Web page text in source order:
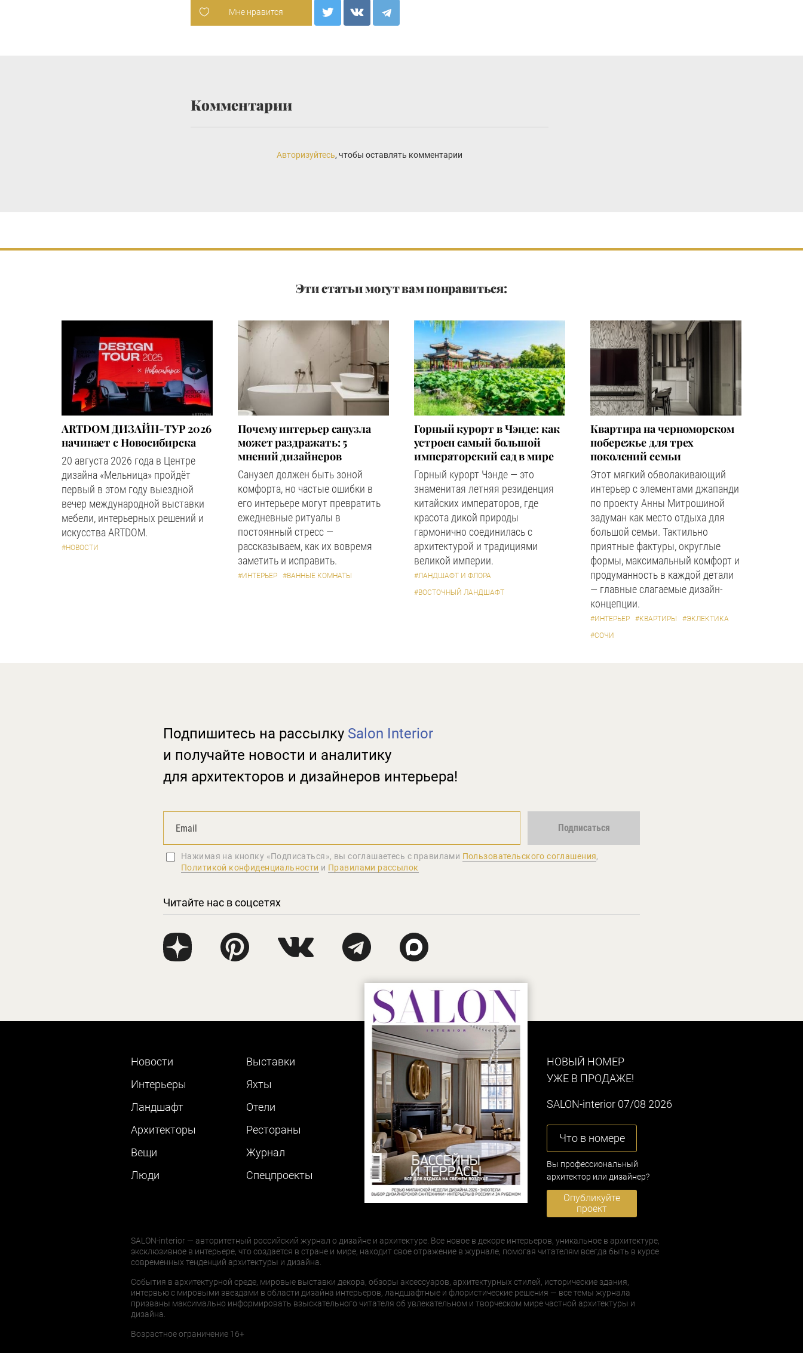
Мне нравится
Комментарии
Авторизуйтесь, чтобы оставлять комментарии
Эти статьи могут вам понравиться:
ARTDOM ДИЗАЙН-ТУР 2026
начинает с Новосибирска
20 августа 2026 года в Центре
дизайна «Мельница» пройдёт
первый в этом году выездной
вечер международной выставки
мебели, интерьерных решений и
искусства ARTDOM.
#НОВОСТИ
Почему интерьер санузла
может раздражать: 5
мнений дизайнеров
Санузел должен быть зоной
комфорта, но частые ошибки в
его интерьере могут превратить
ежедневные ритуалы в
постоянный стресс —
рассказываем, как их вовремя
заметить и исправить.
#ИНТЕРЬЕР #ВАННЫЕ КОМНАТЫ
Горный курорт в Чэнде: как
устроен самый большой
императорский сад в мире
Горный курорт Чэнде — это
знаменитая летняя резиденция
китайских императоров, где
красота дикой природы
гармонично соединилась с
архитектурой и традициями
великой империи.
#ЛАНДШАФТ И ФЛОРА
#ВОСТОЧНЫЙ ЛАНДШАФТ
Квартира на черноморском
побережье для трех
поколений семьи
Этот мягкий обволакивающий
интерьер с элементами джапанди
по проекту Анны Митрошиной
задуман как место отдыха для
большой семьи. Тактильно
приятные фактуры, округлые
формы, максимальный комфорт и
продуманность в каждой детали
— главные слагаемые дизайн-
концепции.
#ИНТЕРЬЕР #КВАРТИРЫ
#ЭКЛЕКТИКА
#СОЧИ
Подпишитесь на рассылку Salon Interior
и получайте новости и аналитику
для архитекторов и дизайнеров интерьера!
Подписаться
Нажимая на кнопку «Подписаться», вы соглашаетеcь с правилами Пользовательского соглашения,
Политикой конфиденциальности и Правилами рассылок
Читайте нас в соцсетях
Новости
Интерьеры
Ландшафт
Архитекторы
Вещи
Люди
Выставки
Яхты
Отели
Рестораны
Журнал
Cпецпроекты
НОВЫЙ НОМЕР
УЖЕ В ПРОДАЖЕ!
SALON-interior 07/08 2026
Что в номере
Вы профессиональный
архитектор или дизайнер?
Опубликуйте
проект
SALON-interior — авторитетный российский журнал о дизайне и архитектуре. Все новое в декоре интерьеров, уникальное в архитектуре,
эксклюзивное в интерьере, что создается в стране и мире, находит свое отражение в журнале, помогая читателям всегда быть в курсе
современных тенденций архитектуры и дизайна.
События в архитектурной среде, мировые выставки декора, обзоры аксессуаров, архитектурных стилей, исторические здания,
интервью с мировыми звездами в области дизайна интерьеров, ландшафтные и флористические решения — все темы журнала
призваны максимально информировать взыскательного читателя об увлекательном и творческом мире частной архитектуры и
дизайна.
Возрастное ограничение 16+